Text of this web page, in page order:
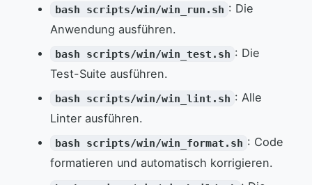
bash scripts/win/win_run.sh : Die
Anwendung ausführen.
bash scripts/win/win_test.sh : Die
Test-Suite ausführen.
bash scripts/win/win_lint.sh : Alle
Linter ausführen.
bash scripts/win/win_format.sh : Code
formatieren und automatisch korrigieren.